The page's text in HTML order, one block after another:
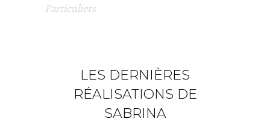
Particuliers
LES DERNIÈRES
RÉALISATIONS DE
SABRINA